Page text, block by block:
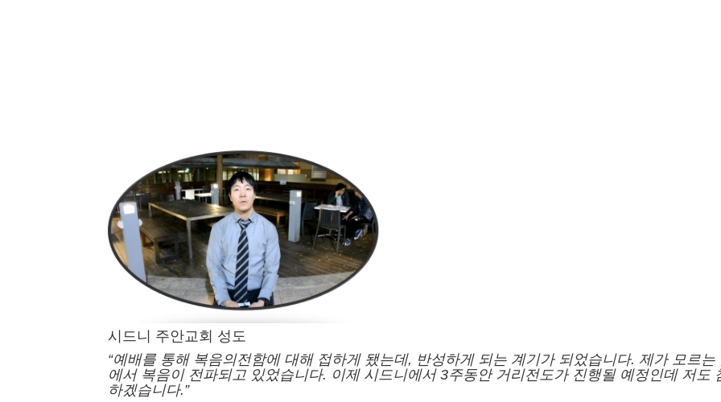
시드니 주안교회 성도
“예배를 통해 복음의전함에 대해 접하게 됐는데, 반성하게 되는 계기가 되었습니다. 제가 모르는
에서 복음이 전파되고 있었습니다. 이제 시드니에서 3주동안 거리전도가 진행될 예정인데 저도
하겠습니다.”